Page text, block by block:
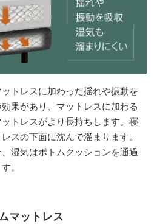
トレスに加わった揺れや振動を
果があり、マットレスに加わる
トレスがより長持ちします。寝
スの下面に沈んで溜まります。
湿気はボトムクッションを通過
。
マットレス